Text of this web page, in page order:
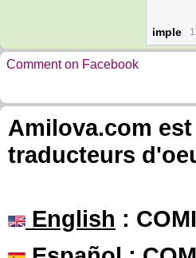
imple
Comment on Facebook
Amilova.com
traducteurs
English :